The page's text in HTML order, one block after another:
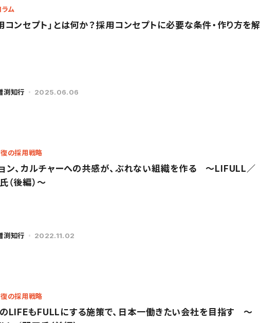
ム
コンセプト」とは何か？採用コンセプトに必要な条件・作り方を解
渕知行 2025.06.06
の採用戦略
ン、カルチャーへの共感が、ぶれない組織を作る ～LIFULL／
（後編）〜
渕知行 2022.11.02
の採用戦略
LIFEもFULLにする施策で、日本一働きたい会社を目指す 〜